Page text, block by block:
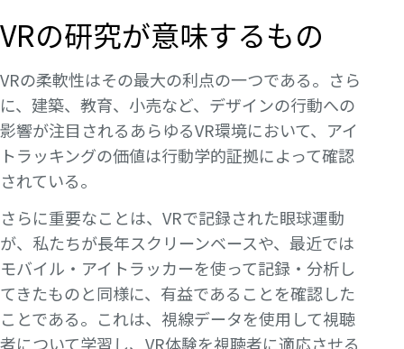
VRの研究が意味するもの
VRの柔軟性はその最大の利点の一つである。さら
に、建築、教育、小売など、デザインの行動への
影響が注目されるあらゆるVR環境において、アイ
トラッキングの価値は行動学的証拠によって確認
されている。
さらに重要なことは、VRで記録された眼球運動
が、私たちが長年スクリーンベースや、最近では
モバイル・アイトラッカーを使って記録・分析し
てきたものと同様に、有益であることを確認した
ことである。これは、視線データを使用して視聴
者について学習し、VR体験を視聴者に適応させる